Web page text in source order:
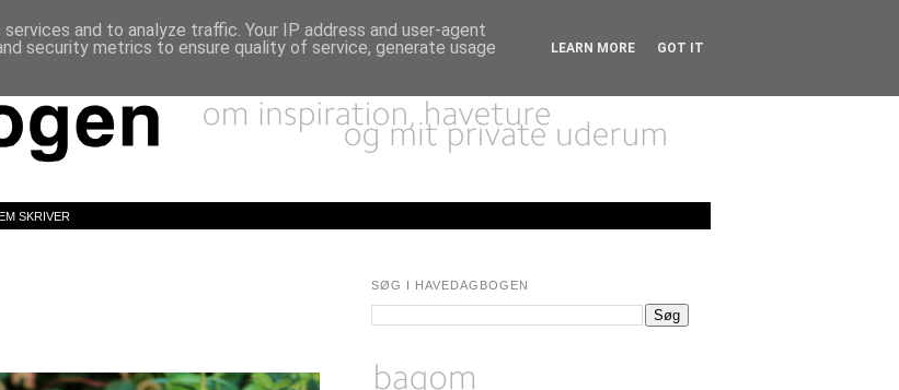
SKRIVER
SØG I HAVEDAGBOGEN
and to analyze traffic. Your IP address and user-agent
security metrics to ensure quality of service, generate usage
LEARN MORE GOT IT